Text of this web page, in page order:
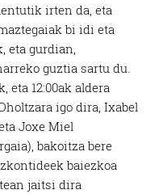
irten da, eta
bi idi eta
eta gurdian,
guztia sartu du.
eta 12:00ak aldera
igo dira, Ixabel
Joxe Miel
bakoitza bere
baiezkoa
jaitsi dira